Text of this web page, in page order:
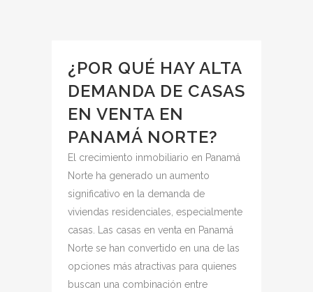
¿POR QUÉ HAY ALTA
DEMANDA DE CASAS
EN VENTA EN
PANAMÁ NORTE?
El crecimiento inmobiliario en Panamá
Norte ha generado un aumento
significativo en la demanda de
viviendas residenciales, especialmente
casas. Las casas en venta en Panamá
Norte se han convertido en una de las
opciones más atractivas para quienes
buscan una combinación entre